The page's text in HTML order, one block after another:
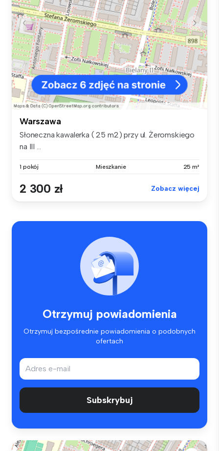
Warszawa
Słoneczna kawalerka ( 25 m2) przy ul. Żeromskiego
na III ...
1 pokój Mieszkanie 25 m²
2 300 zł Zobacz więcej
Otrzymuj powiadomienia
Otrzymuj bezpośrednie powiadomienia o podobnych
ofertach
Subskrybuj